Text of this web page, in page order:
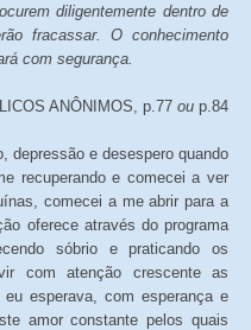
diligentemente dentro de
fracassar. O conhecimento
com segurança.
ANÔNIMOS, p.77 ou p. 84
depressão e desespero quando
recuperando e comecei a ver
comecei a me abrir para a
oferece através do programa
sóbrio e praticando os
com atenção crescente as
esperava, com esperança e
amor constante pelos quais